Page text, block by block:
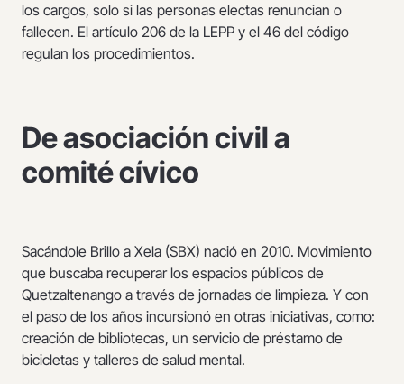
los cargos, solo si las personas electas renuncian o
fallecen. El artículo 206 de la LEPP y el 46 del código
regulan los procedimientos.
De asociación civil a
comité cívico
Sacándole Brillo a Xela (SBX) nació en 2010. Movimiento
que buscaba recuperar los espacios públicos de
Quetzaltenango a través de jornadas de limpieza. Y con
el paso de los años incursionó en otras iniciativas, como:
creación de bibliotecas, un servicio de préstamo de
bicicletas y talleres de salud mental.